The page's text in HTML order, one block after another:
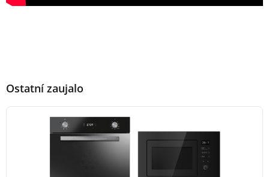
Ostatní zaujalo